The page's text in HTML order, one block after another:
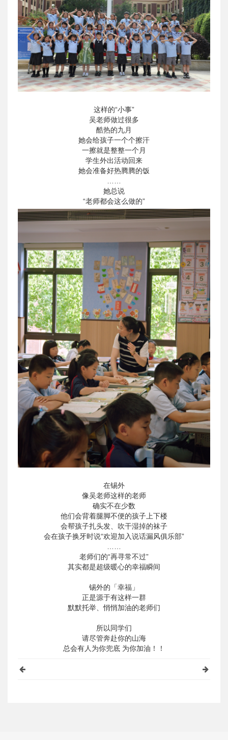
这样的“小事”
吴老师做过很多
酷热的九月
她会给孩子一个个擦汗
一擦就是整整一个月
学生外出活动回来
她会准备好热腾腾的饭
她总说
“老师都会这么做的”
在锡外
像吴老师这样的老师
确实不在少数
他们会背着腿脚不便的孩子上下楼
会帮孩子扎头发、吹干湿掉的袜子
会在孩子换牙时说“欢迎加入说话漏风俱乐部”
……
老师们的“再寻常不过”
其实都是超级暖心的幸福瞬间
锡外的「幸福」
正是源于有这样一群
默默托举、悄悄加油的老师们
所以同学们
请尽管奔赴你的山海
总会有人为你兜底 为你加油！！